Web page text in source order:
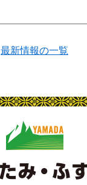
最新情報の一覧